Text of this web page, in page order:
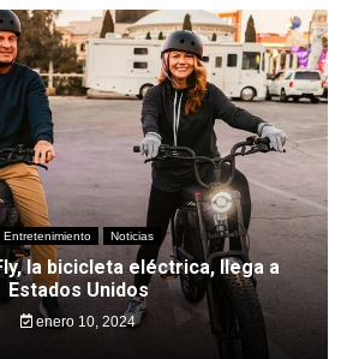
Entretenimiento Noticias
la bicicleta eléctrica, llega a
Estados Unidos
enero 10, 2024